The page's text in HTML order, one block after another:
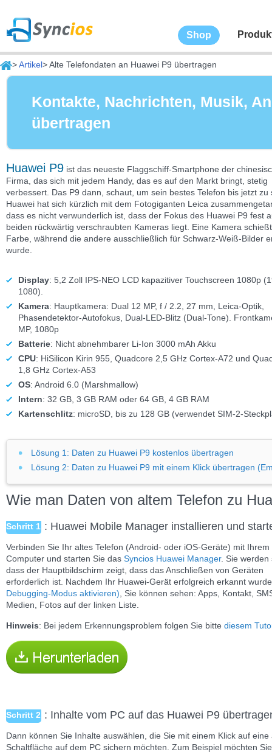
Shop
>Artikel> Alte Telefondaten an Huawei P9 übertragen
Kontakte, Nachrichten, Musik,
übertragen
Huawei P9 ist das neueste Flaggschiff-Smartphone der
Firma, das sich mit jedem Handy, das es auf den Markt bringt, stetig
verbessert. Das P9 dann, schaut, um sein bestes Telefon bis jetzt zu
Huawei hat sich kürzlich mit dem Fotogiganten Leica
dass es nicht verwunderlich ist, dass der Fokus des Huawei P9 fest
beiden rückwärtig verschraubten Kameras liegt. Eine Kamera
Farbe, während die andere ausschließlich für Schwarz-Weiß-Bilder
wurde.
Display: 5,2 Zoll IPS-NEO LCD kapazitiver Touchscreen 1080p
1080).
Kamera: Hauptkamera: Dual 12 MP, f / 2.2, 27 mm, Leica-Optik,
Phasendetektor-Autofokus, Dual-LED-Blitz (Dual-Tone).
MP, 1080p
Batterie: Nicht abnehmbarer Li-Ion 3000 mAh Akku
CPU: HiSilicon Kirin 955, Quadcore 2,5 GHz Cortex-A72 und
1,8 GHz Cortex-A53
OS: Android 6.0 (Marshmallow)
Intern: 32 GB, 3 GB RAM oder 64 GB, 4 GB RAM
Kartenschlitz: microSD, bis zu 128 GB (verwendet SIM-2-
Lösung 1: Daten zu Huawei P9 kostenlos übertragen
Lösung 2: Daten zu Huawei P9 mit einem Klick übertragen
Wie man Daten von altem Telefon zu
Schritt 1 : Huawei Mobile Manager installieren und
Verbinden Sie Ihr altes Telefon (Android- oder iOS-Geräte) mit Ihrem
Computer und starten Sie das Syncios Huawei Manager. Sie werden
dass der Hauptbildschirm zeigt, dass das Anschließen von Geräten
erforderlich ist. Nachdem Ihr Huawei-Gerät erfolgreich erkannt
Debugging-Modus aktivieren) , Sie können sehen: Apps, Kontakt,
Medien, Fotos auf der linken Liste.
Hinweis: Bei jedem Erkennungsproblem folgen Sie bitte diesem
Schritt 2 : Inhalte vom PC auf das Huawei P9
Dann können Sie Inhalte auswählen, die Sie mit einem Klick auf eine
Schaltfläche auf dem PC sichern möchten. Zum Beispiel möchten